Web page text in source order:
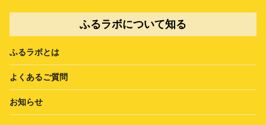
ふるラボについて知る
ふるラボとは
よくあるご質問
お知らせ